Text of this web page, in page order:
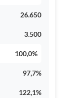
26.650
3.500
100,0%
97,7%
122,1%